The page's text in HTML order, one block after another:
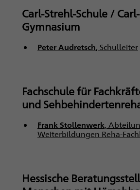
Carl-Strehl-Schule /
Gymnasium
Peter Audretsch, Schulleiter
Fachschule für
und
Frank Stollenwerk,
Weiterbildungen Reha-
Hessische